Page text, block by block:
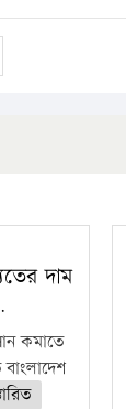
দাম
কমাতে